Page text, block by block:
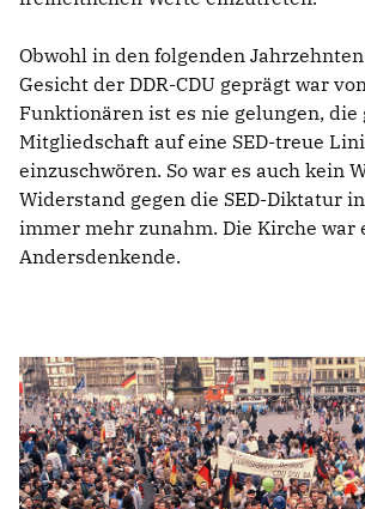
Obwohl in den folgenden
Gesicht der DDR-CDU geprägt war
Funktionären ist es nie gelungen, die
Mitgliedschaft auf eine SED-treue
einzuschwören. So war es auch kein
Widerstand gegen die SED-Diktatur
immer mehr zunahm. Die Kirche war
Andersdenkende.